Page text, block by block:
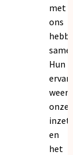
met
ons
Hun
onze
inzet
en
het